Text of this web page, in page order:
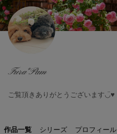
Fura*Pam
ご覧頂きありがとうございます◡̈♥︎
作品一覧 シリーズ プロフィール